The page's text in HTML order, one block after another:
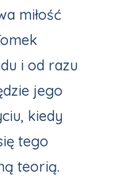
miłość
i od razu
jego
kiedy
tego
teorią.